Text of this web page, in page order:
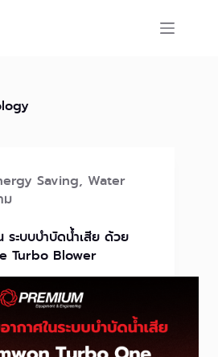
Saving, Water
ม
ระบบบำบัดน้ำเสีย ด้วย
Turbo Blower